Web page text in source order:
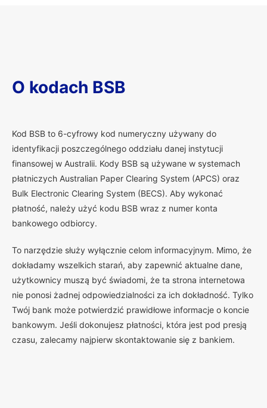
O kodach BSB
Kod BSB to 6-cyfrowy kod numeryczny używany do
identyfikacji poszczególnego oddziału danej instytucji
finansowej w Australii. Kody BSB są używane w systemach
płatniczych Australian Paper Clearing System (APCS) oraz
Bulk Electronic Clearing System (BECS). Aby wykonać
płatność, należy użyć kodu BSB wraz z numer konta
bankowego odbiorcy.
To narzędzie służy wyłącznie celom informacyjnym. Mimo, że
dokładamy wszelkich starań, aby zapewnić aktualne dane,
użytkownicy muszą być świadomi, że ta strona internetowa
nie ponosi żadnej odpowiedzialności za ich dokładność. Tylko
Twój bank może potwierdzić prawidłowe informacje o koncie
bankowym. Jeśli dokonujesz płatności, która jest pod presją
czasu, zalecamy najpierw skontaktowanie się z bankiem.